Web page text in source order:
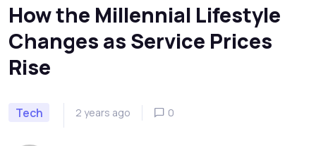
How the Millennial Lifestyle
Changes as Service Prices
Rise
Tech 2 years ago 0